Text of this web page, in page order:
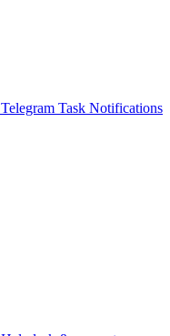
Telegram Task Notifications